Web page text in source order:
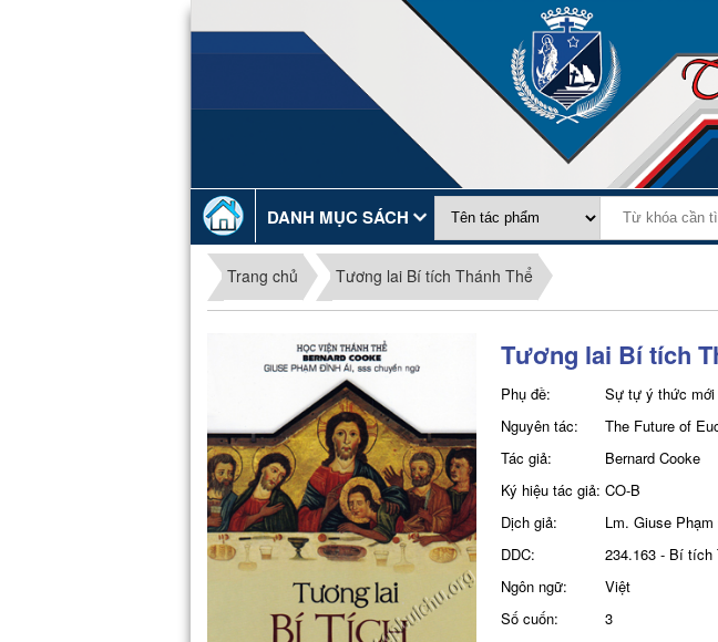
DANH MỤC SÁCH
Trang chủ Tương lai Bí tích Thánh Thể
Tương lai Bí tích
Phụ đề:
Sự tự ý thức mới
Nguyên tác:
The Future of
Tác giả:
Bernard Cooke
Ký hiệu tác giả: CO-B
Dịch giả:
Lm. Giuse
DDC:
234.163 - Bí tích
Ngôn ngữ:
Việt
Số cuốn:
3